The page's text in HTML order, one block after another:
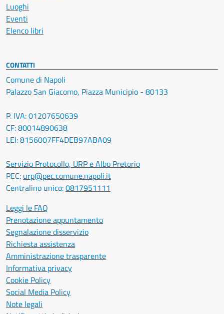
Luoghi
Eventi
Elenco libri
CONTATTI
Comune di Napoli
Palazzo San Giacomo, Piazza Municipio - 80133
P. IVA: 01207650639
CF: 80014890638
LEI: 8156007FF4DEB97ABA09
Servizio Protocollo, URP e Albo Pretorio
PEC: urp@pec.comune.napoli.it
Centralino unico:0817951111
Leggi le FAQ
Prenotazione appuntamento
Segnalazione disservizio
Richiesta assistenza
Amministrazione trasparente
Informativa privacy
Cookie Policy
Social Media Policy
Note legali